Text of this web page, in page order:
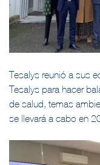
Tesalys reunió a sus
Tesalys para hacer
de salud, temas
se llevará a cabo en